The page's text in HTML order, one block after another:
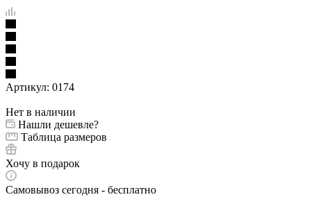
Артикул: 0174
Нет в наличии
Нашли дешевле?
Таблица размеров
Хочу в подарок
Самовывоз сегодня - бесплатно